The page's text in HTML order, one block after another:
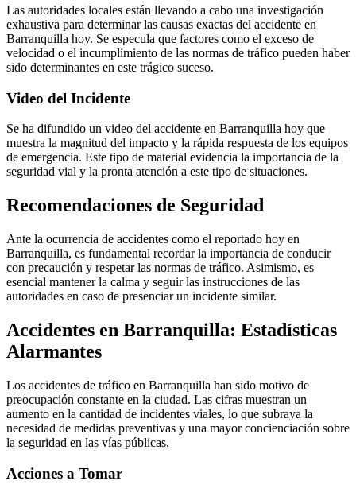
Las autoridades locales están llevando a cabo una investigación
exhaustiva para determinar las causas exactas del accidente en
Barranquilla hoy. Se especula que factores como el exceso de
velocidad o el incumplimiento de las normas de tráfico pueden haber
sido determinantes en este trágico suceso.
Video del Incidente
Se ha difundido un video del accidente en Barranquilla hoy que
muestra la magnitud del impacto y la rápida respuesta de los equipos
de emergencia. Este tipo de material evidencia la importancia de la
seguridad vial y la pronta atención a este tipo de situaciones.
Recomendaciones de Seguridad
Ante la ocurrencia de accidentes como el reportado hoy en
Barranquilla, es fundamental recordar la importancia de conducir
con precaución y respetar las normas de tráfico. Asimismo, es
esencial mantener la calma y seguir las instrucciones de las
autoridades en caso de presenciar un incidente similar.
Accidentes en Barranquilla: Estadísticas
Alarmantes
Los accidentes de tráfico en Barranquilla han sido motivo de
preocupación constante en la ciudad. Las cifras muestran un
aumento en la cantidad de incidentes viales, lo que subraya la
necesidad de medidas preventivas y una mayor concienciación sobre
la seguridad en las vías públicas.
Acciones a Tomar